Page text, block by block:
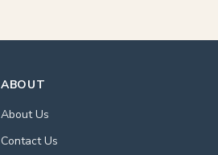
ABOUT
About Us
Contact Us